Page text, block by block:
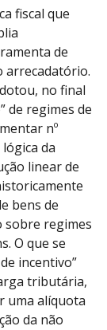
fiscal que
de
arrecadatório.
no final
de regimes de
nº
da
linear de
bens de
sobre regimes
O que se
incentivo”
tributária,
uma alíquota
da não